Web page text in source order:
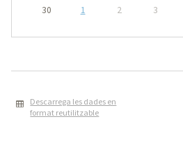
30
1 2 3
Descarrega les dades en
format reutilitzable